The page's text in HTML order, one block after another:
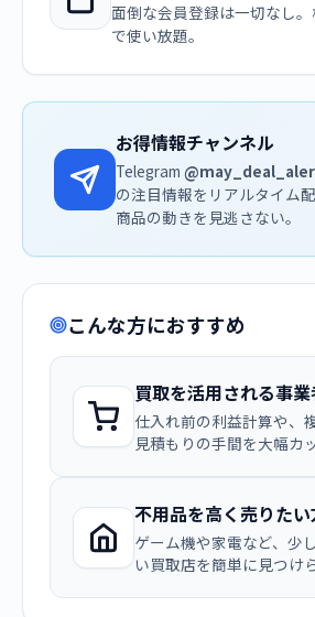
面倒な会員登録は一切なし
で使い放題。
お得情報チャンネル
Telegram
の注目情報をリアルタイム
商品の動きを見逃さない。
こんな方におすすめ
買取を活用される事
仕入れ前の利益計算や、
見積もりの手間を大幅カ
不用品を高く売りた
ゲーム機や家電など、少
い買取店を簡単に見つけ